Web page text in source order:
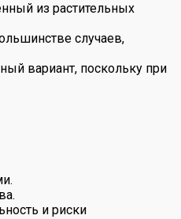
из растительных
случаев,
вариант, поскольку при
и риски